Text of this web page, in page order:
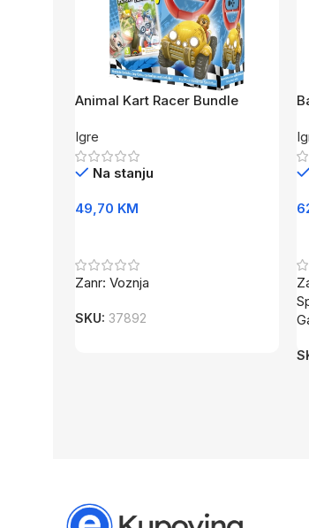
Animal Kart Racer Bundle
Igre
Na stanju
49,70 KM
Zanr: Voznja
SKU: 37892